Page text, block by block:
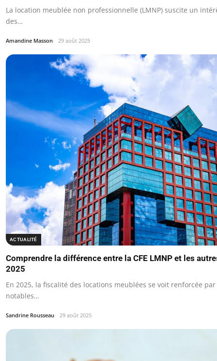
La location meublée non professionnelle (LMNP) suscite un
des…
Amandine Masson 29 août 2025
ACTUALITÉ
Comprendre la différence entre la CFE LMNP et les
2025
En 2025, la fiscalité des locations meublées se voit renforcée
notables…
Sandrine Rousseau 29 août 2025